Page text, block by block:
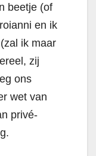
beetje (of
en ik
ik maar
zij
ons
wet van
privé-